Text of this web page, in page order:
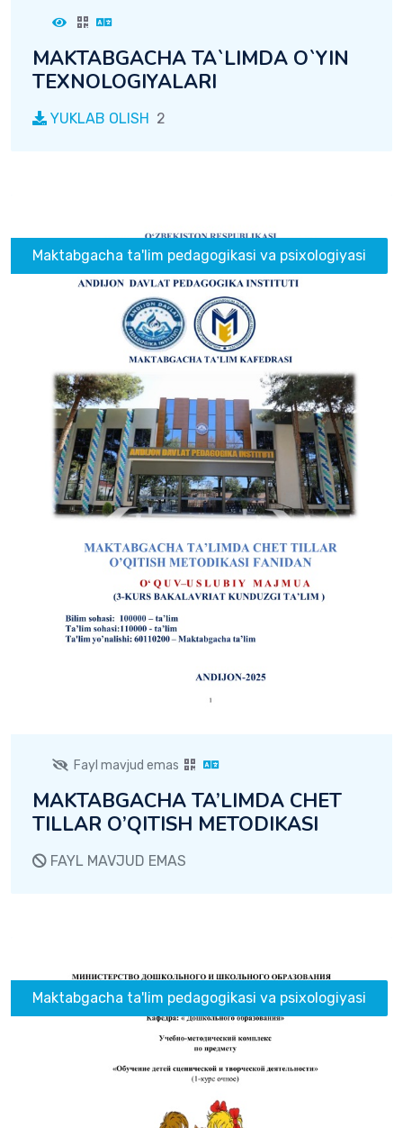
MAKTABGACHA TA`LIMDA O`YIN
TEXNOLOGIYALARI
YUKLAB OLISH 2
Maktabgacha ta'lim pedagogikasi va psixologiyasi
Fayl mavjud emas
MAKTABGACHA TA’LIMDA CHET
TILLAR O’QITISH METODIKASI
FAYL MAVJUD EMAS
Maktabgacha ta'lim pedagogikasi va psixologiyasi